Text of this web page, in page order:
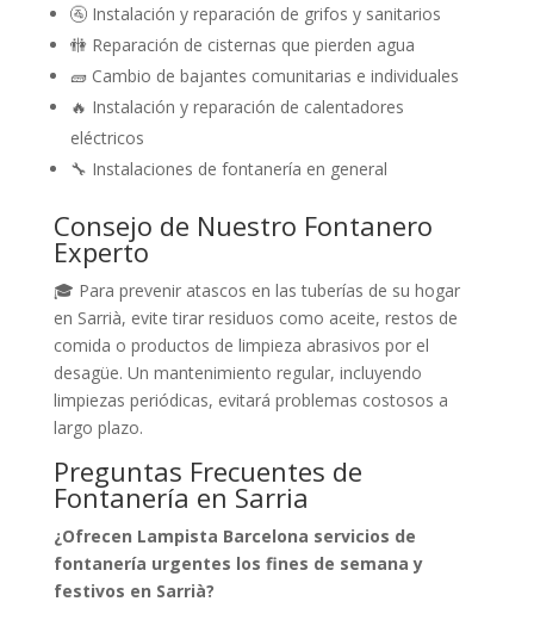
🚰 Instalación y reparación de grifos y sanitarios
🚻 Reparación de cisternas que pierden agua
🧱 Cambio de bajantes comunitarias e individuales
🔥 Instalación y reparación de calentadores
eléctricos
🔧 Instalaciones de fontanería en general
Consejo de Nuestro Fontanero
Experto
🎓 Para prevenir atascos en las tuberías de su hogar
en Sarrià, evite tirar residuos como aceite, restos de
comida o productos de limpieza abrasivos por el
desagüe. Un mantenimiento regular, incluyendo
limpiezas periódicas, evitará problemas costosos a
largo plazo.
Preguntas Frecuentes de
Fontanería en Sarria
¿Ofrecen Lampista Barcelona servicios de
fontanería urgentes los fines de semana y
festivos en Sarrià?